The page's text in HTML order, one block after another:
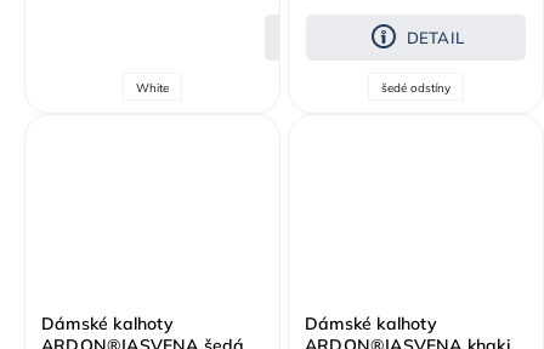
DETAIL
White
DETAIL
šedé odstíny
Dámské kalhoty
Dámské kalhoty